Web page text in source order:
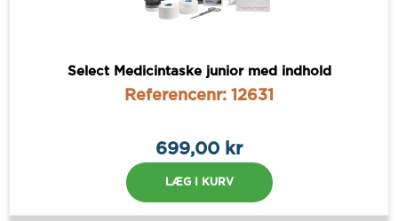
Select Medicintaske junior med indhold
Referencenr: 12631
699,00 kr
LÆG I KURV